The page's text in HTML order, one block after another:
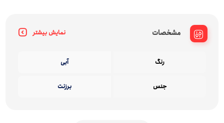
مشخصات نمایش بیشتر
رنگ آبی
جنس برزنت